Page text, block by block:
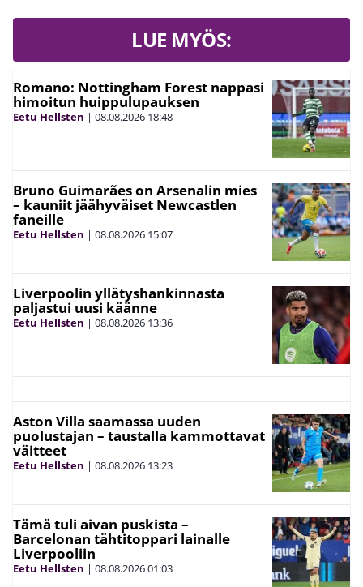
LUE MYÖS:
Romano: Nottingham Forest nappasi
himoitun huippulupauksen
Eetu Hellsten | 08.08.2026 18:48
Bruno Guimarães on Arsenalin mies
– kauniit jäähyväiset Newcastlen
faneille
Eetu Hellsten | 08.08.2026 15:07
Liverpoolin yllätyshankinnasta
paljastui uusi käänne
Eetu Hellsten | 08.08.2026 13:36
Aston Villa saamassa uuden
puolustajan – taustalla kammottavat
väitteet
Eetu Hellsten | 08.08.2026 13:23
Tämä tuli aivan puskista –
Barcelonan tähtitoppari lainalle
Liverpooliin
Eetu Hellsten | 08.08.202601:03